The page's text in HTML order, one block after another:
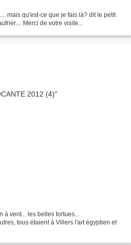
mais qu'est-ce que je fais là? dit le petit
Merci de votre visite...
à vent... les belles tortues...
tous étaient à Villers l'art égyptien et